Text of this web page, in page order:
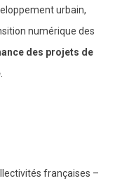
urbain,
numérique des
des projets de
françaises –